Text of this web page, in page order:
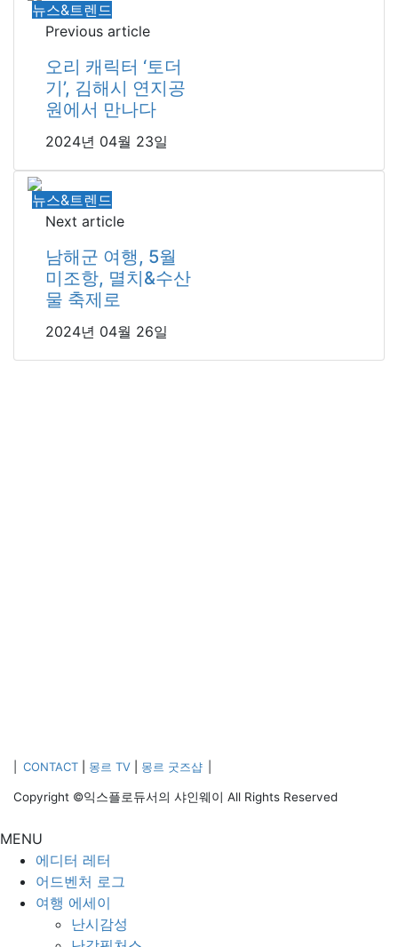
뉴스&트렌드
Previous article
오리 캐릭터 ‘토더
기’, 김해시 연지공
원에서 만나다
2024년 04월 23일
뉴스&트렌드
Next article
남해군 여행, 5월
미조항, 멸치&수산
물 축제로
2024년 04월 26일
CONTACT| 몽르 TV| 몽르 굿즈샵
Copyright ©익스플로듀서의 샤인웨이 All Rights Reserved
MENU
에디터 레터
어드벤처 로그
여행 에세이
난시감성